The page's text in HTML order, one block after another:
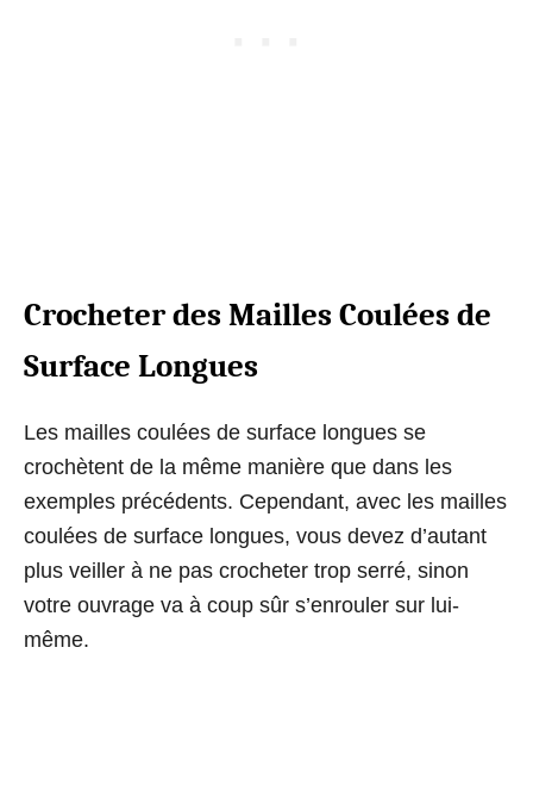
Crocheter des Mailles Coulées de
Surface Longues
Les mailles coulées de surface longues se
crochètent de la même manière que dans les
exemples précédents. Cependant, avec les mailles
coulées de surface longues, vous devez d’autant
plus veiller à ne pas crocheter trop serré, sinon
votre ouvrage va à coup sûr s’enrouler sur lui-
même.